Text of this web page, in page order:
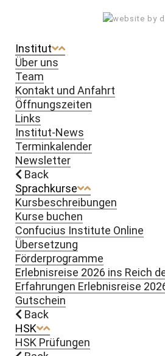
Institut
Über uns
Team
Kontakt und Anfahrt
Öffnungszeiten
Links
Institut-News
Terminkalender
Newsletter
Back
Sprachkurse
Kursbeschreibungen
Kurse buchen
Confucius Institute Online
Übersetzung
Förderprogramme
Erlebnisreise 2026 ins Reich
Erfahrungen Erlebnisreise
Gutschein
Back
HSK
HSK Prüfungen